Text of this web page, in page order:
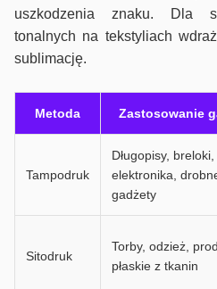
uszkodzenia znaku. Dla
tonalnych na tekstyliach
sublimację.
Metoda Zastosowanie
Tampodruk
Długopisy, breloki,
elektronika,
gadżety
Sitodruk
Torby, odzież,
płaskie z tkanin